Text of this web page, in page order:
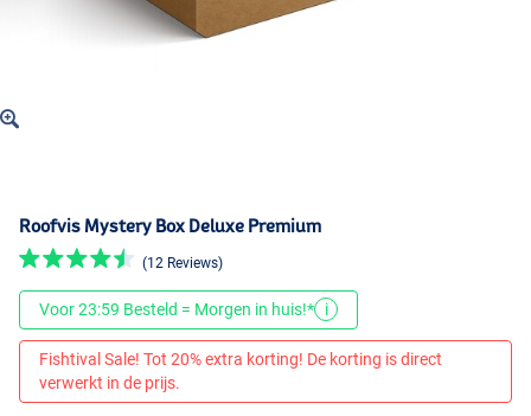
Roofvis Mystery Box Deluxe Premium
(12 Reviews)
Voor 23:59 Besteld = Morgen in huis!* i
Fishtival Sale! Tot 20% extra korting! De korting is direct
verwerkt in de prijs.